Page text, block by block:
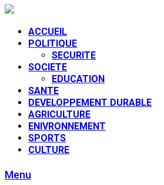
ACCUEIL
POLITIQUE
SECURITE
SOCIETE
EDUCATION
SANTE
DEVELOPPEMENT DURABLE
AGRICULTURE
ENIVRONNEMENT
SPORTS
CULTURE
Menu